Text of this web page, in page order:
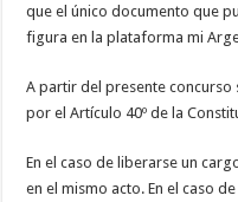
que el único documento que
figura en la plataforma mi
A partir del presente
por el Artículo 40º de la
En el caso de liberarse un
en el mismo acto. En el caso